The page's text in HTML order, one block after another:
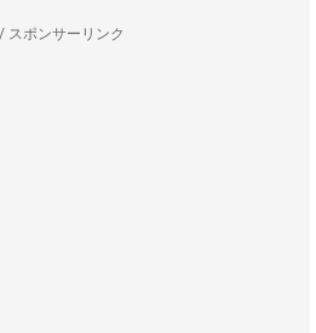
スポンサーリンク